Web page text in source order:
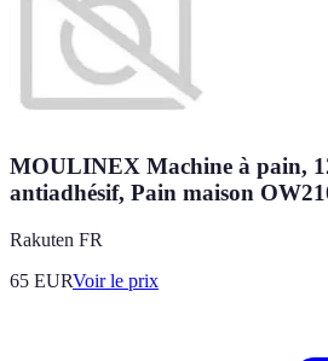
MOULINEX Machine à pain,
antiadhésif, Pain maison
Rakuten FR
65 EURVoir le prix